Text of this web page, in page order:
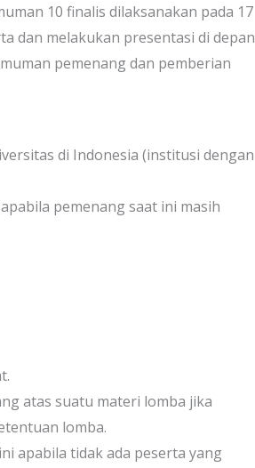
10 finalis dilaksanakan pada 17
dan melakukan presentasi di depan
pemenang dan pemberian
di Indonesia (institusi dengan
pemenang saat ini masih
atas suatu materi lomba jika
lomba.
apabila tidak ada peserta yang